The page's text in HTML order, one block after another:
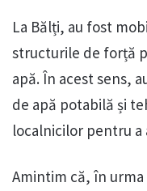
La Bălți, au fost
structurile de forță
apă. În acest sens,
de apă potabilă și
localnicilor pentru
Amintim că, în